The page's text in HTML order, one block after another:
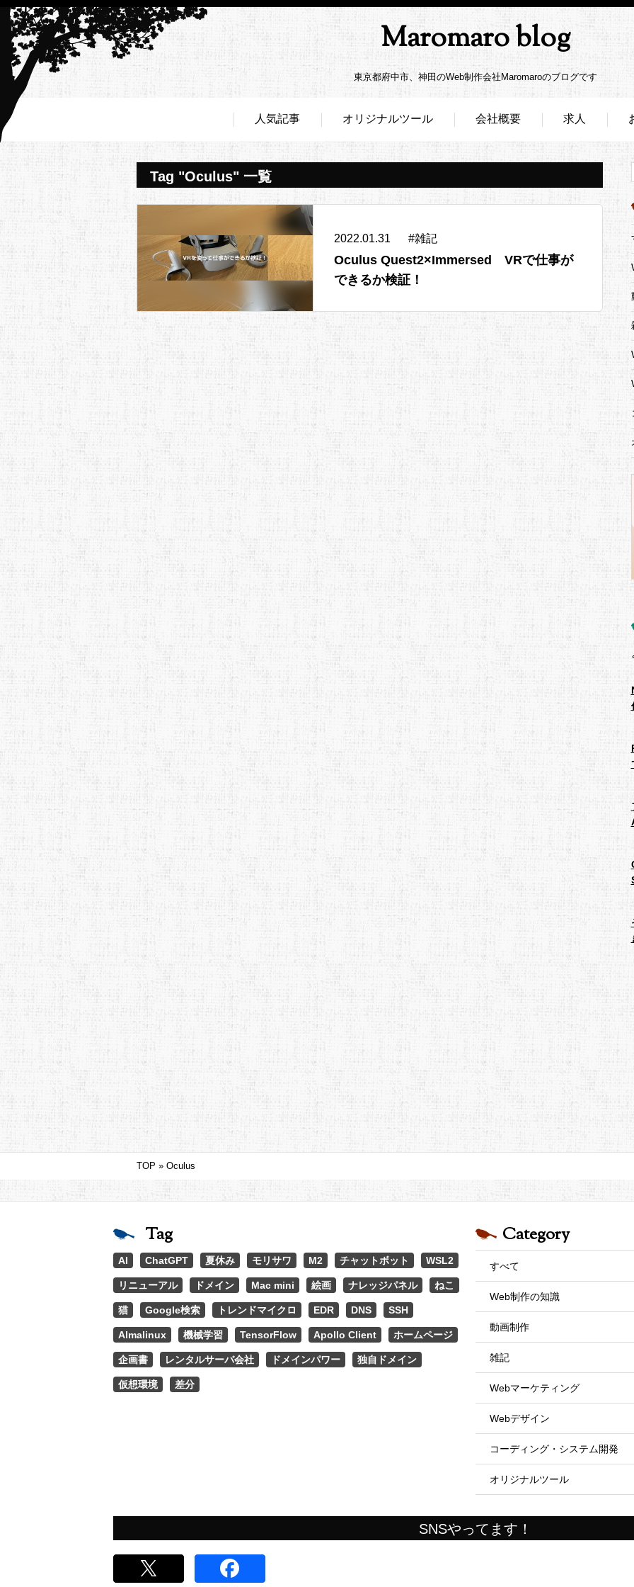
Maromaro blog
東京都府中市、神田のWeb制作会社Maromaroのブログです
人気記事 オリジナルツール 会社概要 求人
Tag "Oculus" 一覧
2022.01.31 #雑記
Oculus Quest2×Immersed VRで仕事が
できるか検証！
TOP »Oculus
Category
すべて
Web制作の知識
動画制作
雑記
Webマーケティング
Webデザイン
コーディング・システム開発
オリジナルツール
Tag
AI ChatGPT 夏休み モリサワ M2 チャットボット WSL2
リニューアル ドメイン Mac mini 絵画 ナレッジパネル ねこ
猫 Google検索 トレンドマイクロ EDR DNS SSH
Almalinux 機械学習 TensorFlow Apollo Client ホームページ
企画書 レンタルサーバ会社 ドメインパワー 独自ドメイン
仮想環境 差分
SNSやってます！